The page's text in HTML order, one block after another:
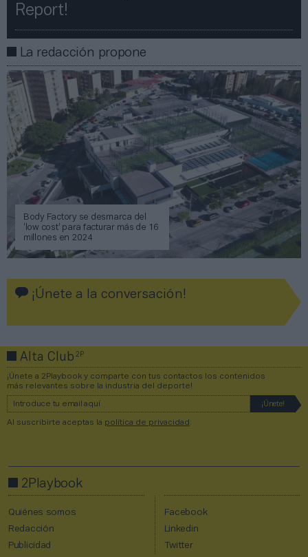
Report!​​
La redacción propone
Body Factory se desmarca del
‘low cost’ para facturar más de 16
millones en 2024
¡Únete a la conversación!
Alta Club2P
¡Únete a 2Playbook y comparte con tus contactos los contenidos
más relevantes sobre la industria del deporte!
Al suscribirte aceptas la política de privacidad
2Playbook
Quiénes somos
Redacción
Publicidad
Facebook
Linkedin
Twitter